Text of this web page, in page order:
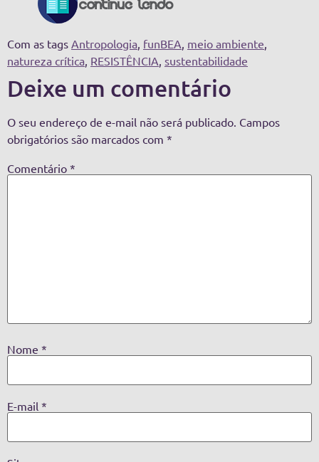
Com as tags Antropologia, funBEA, meio ambiente,
natureza crítica, RESISTÊNCIA, sustentabilidade
Deixe um comentário
O seu endereço de e-mail não será publicado. Campos
obrigatórios são marcados com *
Comentário *
Nome *
E-mail *